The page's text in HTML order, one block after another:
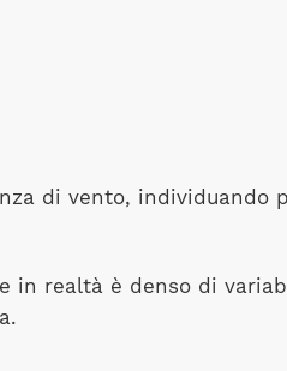
di vento, individuando
realtà è denso di